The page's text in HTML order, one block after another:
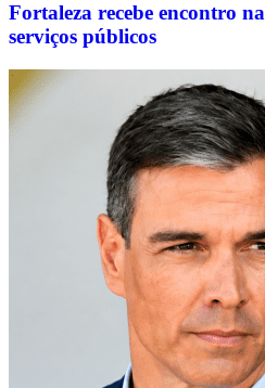
Fortaleza recebe encontro
serviços públicos